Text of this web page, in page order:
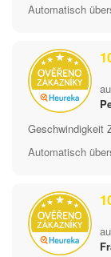
Automatisch
Geschwindigkeit
Automatisch